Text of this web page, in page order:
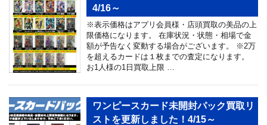
4/16～
※表示価格はアプリ会員様・店頭買取の美品の上
限価格になります。 在庫状況・状態・相場で金
額が予告なく変動する場合がございます。 ※2万
を超えるカードは１枚までの査定になります。
お1人様の1日買取上限 …
ワンピースカード未開封パック買取リ
ストを更新しました！4/15～